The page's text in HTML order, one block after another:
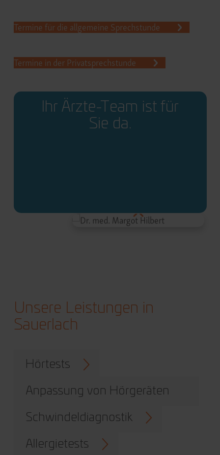
Termine für die allgemeine Sprechstunde
Termine in der Privatsprechstunde
Ihr Ärzte-Team ist für
Sie da.
Unsere Leistungen in
Sauerlach
Hörtests
Anpassung von Hörgeräten
Schwindeldiagnostik
Allergietests